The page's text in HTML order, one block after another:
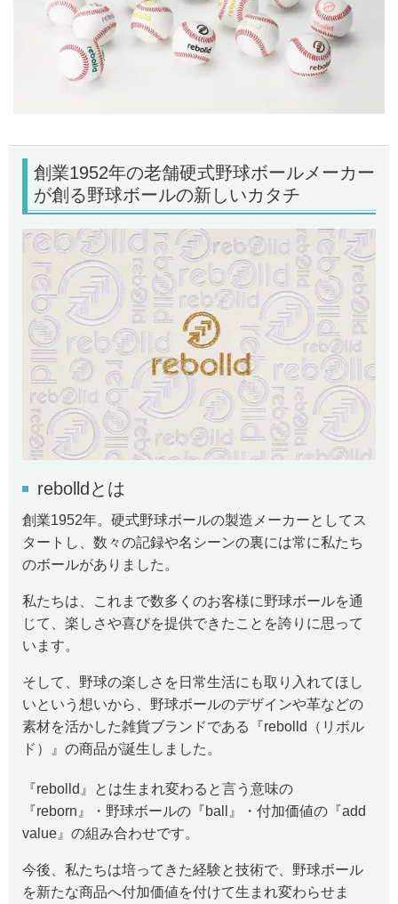
創業1952年の老舗硬式野球ボールメーカー
が創る野球ボールの新しいカタチ
rebolldとは
創業1952年。硬式野球ボールの製造メーカーとしてス
タートし、数々の記録や名シーンの裏には常に私たち
のボールがありました。
私たちは、これまで数多くのお客様に野球ボールを通
じて、楽しさや喜びを提供できたことを誇りに思って
います。
そして、野球の楽しさを日常生活にも取り入れてほし
いという想いから、野球ボールのデザインや革などの
素材を活かした雑貨ブランドである『rebolld（リボル
ド）』の商品が誕生しました。
『rebolld 』とは生まれ変わると言う意味の
『reborn』 ・野球ボールの『ball』 ・付加価値の『add
value』 の組み合わせです。
今後、私たちは培ってきた経験と技術で、野球ボール
を新たな商品へ付加価値を付けて生まれ変わらせま